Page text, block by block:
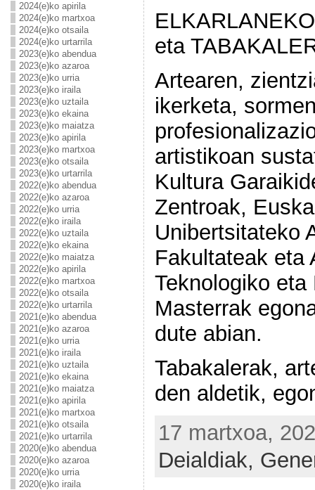
2024(e)ko apirila
2024(e)ko martxoa
2024(e)ko otsaila
2024(e)ko urtarrila
2023(e)ko abendua
2023(e)ko azaroa
2023(e)ko urria
2023(e)ko iraila
2023(e)ko uztaila
2023(e)ko ekaina
2023(e)ko maiatza
2023(e)ko apirila
2023(e)ko martxoa
2023(e)ko otsaila
2023(e)ko urtarrila
2022(e)ko abendua
2022(e)ko azaroa
2022(e)ko urria
2022(e)ko iraila
2022(e)ko uztaila
2022(e)ko ekaina
2022(e)ko maiatza
2022(e)ko apirila
2022(e)ko martxoa
2022(e)ko otsaila
2022(e)ko urtarrila
2021(e)ko abendua
2021(e)ko azaroa
2021(e)ko urria
2021(e)ko iraila
2021(e)ko uztaila
2021(e)ko ekaina
2021(e)ko maiatza
2021(e)ko apirila
2021(e)ko martxoa
2021(e)ko otsaila
2021(e)ko urtarrila
2020(e)ko abendua
2020(e)ko azaroa
2020(e)ko urria
2020(e)ko iraila
eta
Artearen,
ikerketa,
artistikoan
Kultura
Zentroak,
Unibertsitateko
Fakultateak eta
Teknologiko
Masterrak
dute abian.
Tabakalerak,
den aldetik,
17 martxoa,
Deialdiak,